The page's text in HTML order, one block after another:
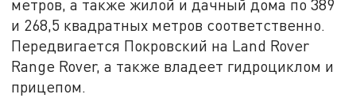
метров, а также жилой и дачный дома по 389
и 268,5 квадратных метров соответственно.
Передвигается Покровский на Land Rover
Range Rover, а также владеет гидроциклом и
прицепом.